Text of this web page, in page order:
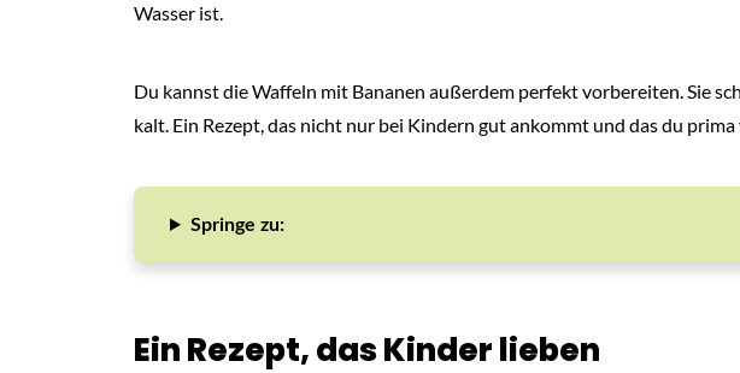
Wasser ist.
Du kannst die Waffeln mit Bananen außerdem perfekt vorbereiten. Sie
kalt. Ein Rezept, das nicht nur bei Kindern gut ankommt und das du
Springe zu:
Ein Rezept, das Kinder lieben